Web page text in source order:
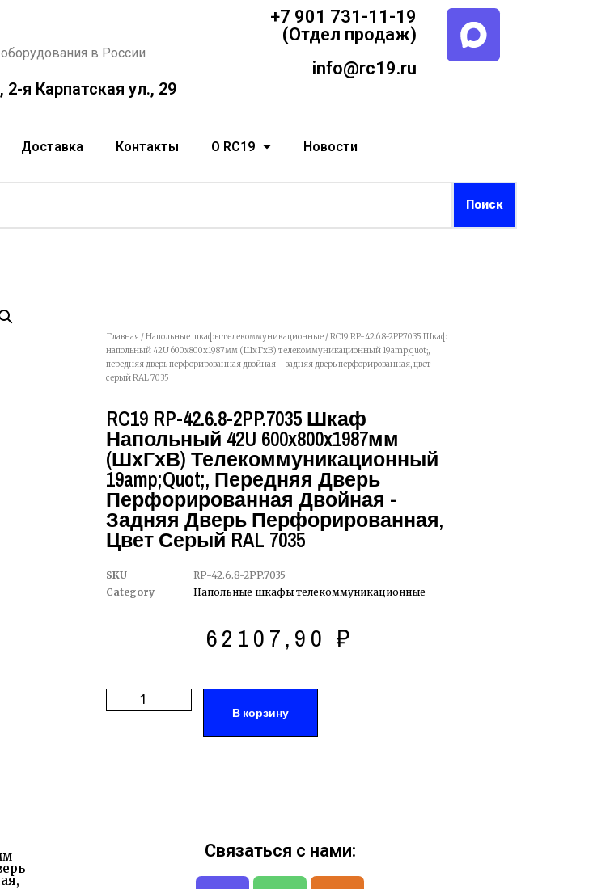
в России
2-я Карпатская ул., 29
+7 901 731-11-19
(Отдел продаж)
info@rc19.ru
Доставка Контакты О RC19 Новости
Главная /Напольные шкафы телекоммуникационные / RC19 RP-42.6.8-2PP.7035 Шкаф
напольный 42U 600x800x1987мм (ШхГхВ) телекоммуникационный 19amp;quot;,
передняя дверь перфорированная двойная – задняя дверь перфорированная, цвет
серый RAL 7035
RC19 RP-42.6.8-2PP.7035 Шкаф
Напольный 42U 600x800x1987мм
(ШхГхВ) Телекоммуникационный
19amp;quot;, Передняя Дверь
Перфорированная Двойная -
Задняя Дверь Перфорированная,
Цвет Серый RAL 7035
SKU
RP-42.6.8-2PP.7035
Category
Напольные шкафы телекоммуникационные
62107,90 ₽
В корзину
Связаться с нами: